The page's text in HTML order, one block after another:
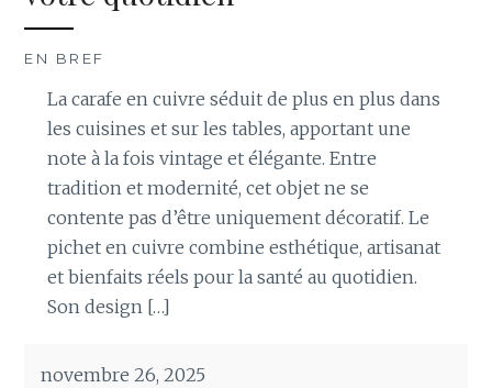
EN BREF
La carafe en cuivre séduit de plus en plus dans
les cuisines et sur les tables, apportant une
note à la fois vintage et élégante. Entre
tradition et modernité, cet objet ne se
contente pas d’être uniquement décoratif. Le
pichet en cuivre combine esthétique, artisanat
et bienfaits réels pour la santé au quotidien.
Son design […]
novembre 26, 2025